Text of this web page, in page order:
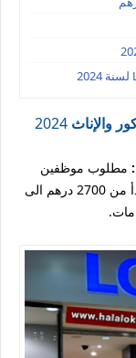
2024
مطلوب موظفين
بمختلف محلات LC WAIKIKI بالمغرب براتب يبدأ من 2700 درهم الى